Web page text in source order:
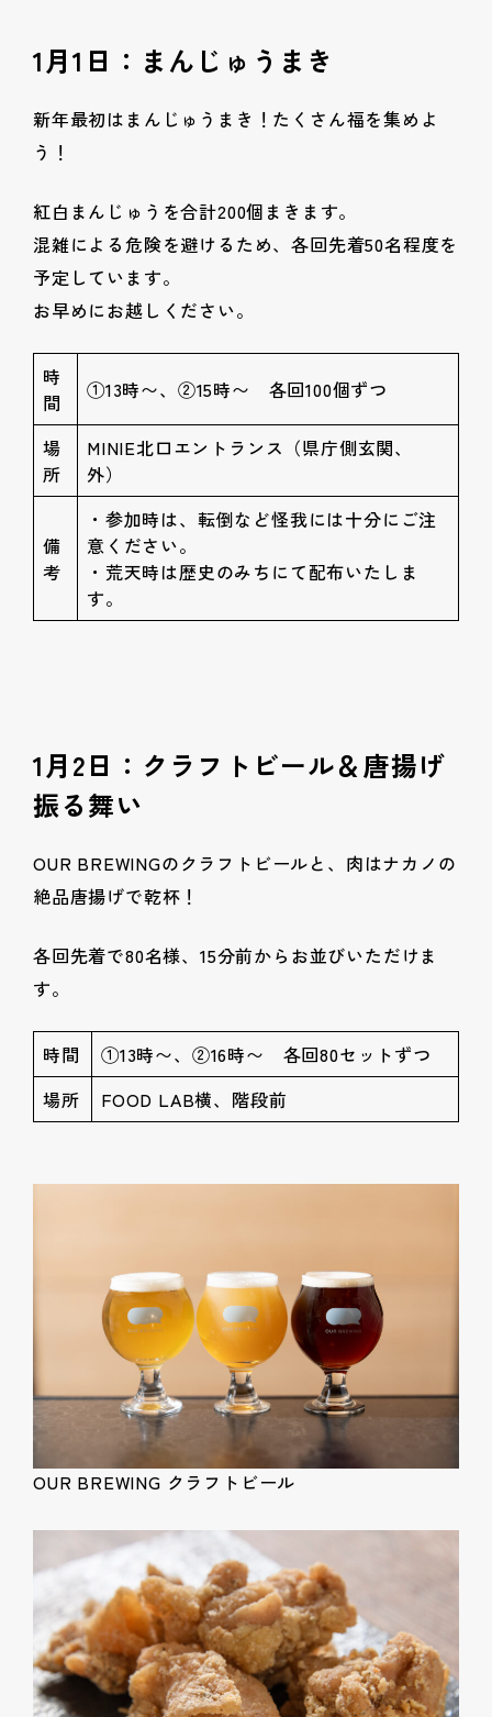
1月1日：まんじゅうまき
新年最初はまんじゅうまき！たくさん福を集めよ
う！
紅白まんじゅうを合計200個まきます。
混雑による危険を避けるため、各回先着50名程度を
予定しています。
お早めにお越しください。
時
間
①13時〜、②15時〜 各回100個ずつ
場
所
MINIE北口エントランス（県庁側玄関、
外）
備
考
・参加時は、転倒など怪我には十分にご注
意ください。
・荒天時は歴史のみちにて配布いたしま
す。
1月2日：クラフトビール＆唐揚げ
振る舞い
OUR BREWINGのクラフトビールと、肉はナカノの
絶品唐揚げで乾杯！
各回先着で80名様、15分前からお並びいただけま
す。
時間
①13時〜、②16時〜 各回80セットずつ
場所
FOOD LAB横、階段前
OUR BREWING クラフトビール